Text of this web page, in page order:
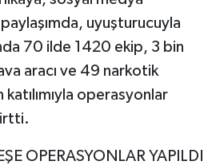
paylaşımda, uyuşturucuyla
70 ilde 1420 ekip, 3 bin
aracı ve 49 narkotik
operasyonlar
OPERASYONLAR YAPILDI